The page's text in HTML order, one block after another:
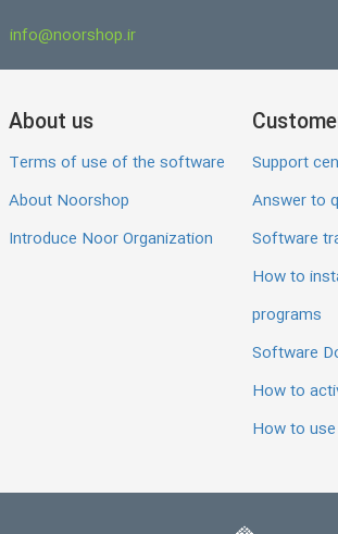
info@noorshop.ir
About us
Terms of use of the software
About Noorshop
Introduce Noor Organization
Support
Answer to
Software
How to
programs
Software
How to
How to